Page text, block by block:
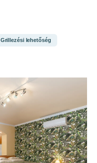
Grillezési lehetőség